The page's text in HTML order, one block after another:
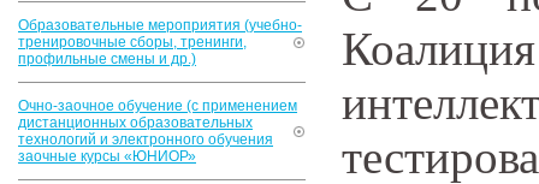
Образовательные мероприятия (учебно-
тренировочные сборы, тренинги,
профильные смены и др.)
Очно-заочное обучение (с применением
дистанционных образовательных
технологий и электронного обучения
заочные курсы «ЮНИОР»